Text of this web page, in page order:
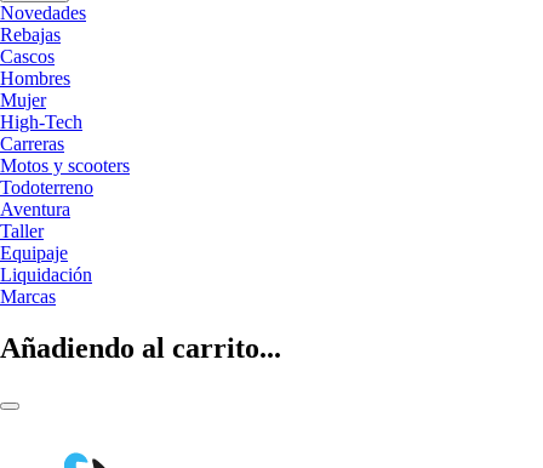
Novedades
Rebajas
Cascos
Hombres
Mujer
High-Tech
Carreras
Motos y scooters
Todoterreno
Aventura
Taller
Equipaje
Liquidación
Marcas
Añadiendo al carrito...